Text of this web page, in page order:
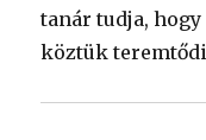
tanár tudja,
köztük